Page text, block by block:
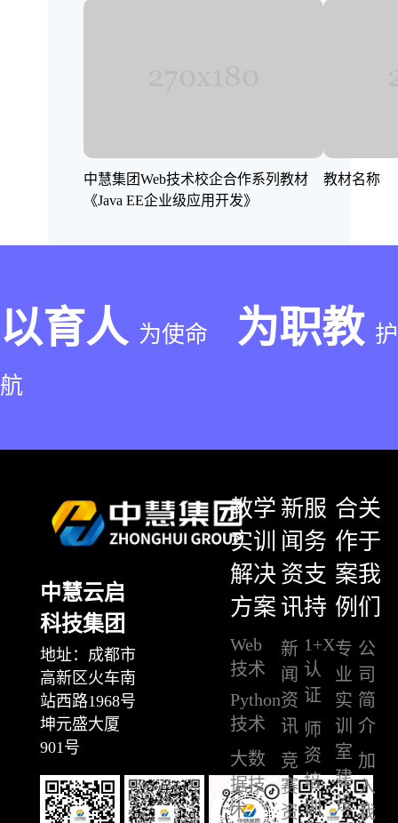
中慧集团Web技术校企合作系列教材
《Java EE企业级应用开发》
教材名称
以育人 为使命 为职教 护
航
中慧云启
科技集团
地址：成都市
高新区火车南
站西路1968号
坤元盛大厦
901号
教学
实训
解决
方案
Web
技术
Python
技术
大数
据技
术
新
闻
资
讯
新
闻
资
讯
竞
赛
资
服
务
支
持
1+X
认
证
师
资
培
训
合
作
案
例
专
业
实
训
室
建
设
关
于
我
们
公
司
简
介
加
入
我